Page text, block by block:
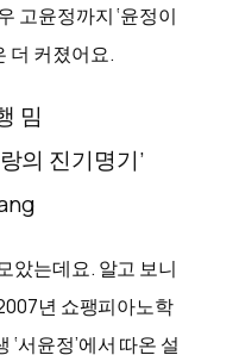
고윤정까지 ‘윤정이
더 커졌어요.
의 진기명기’
았는데요. 알고 보니
년 쇼팽피아노학
‘서윤정’에서 따온 설